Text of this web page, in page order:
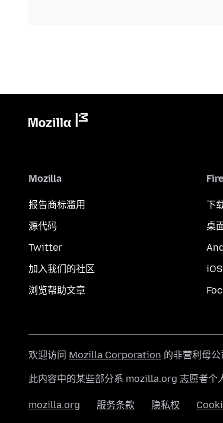
Mozilla
报告商标滥用
源代码
Twitter
加入我们的社区
浏览帮助文章
下
桌
欢迎访问 Mozilla Corporation 的非营利母公
此内容中的某些部分系 mozilla.org 志愿者
mozilla.org 服务条款 隐私权